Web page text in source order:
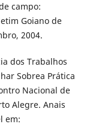
campo:
Goiano de
2004.
dos Trabalhos
Sobrea Prática
Nacional de
Alegre. Anais
em: